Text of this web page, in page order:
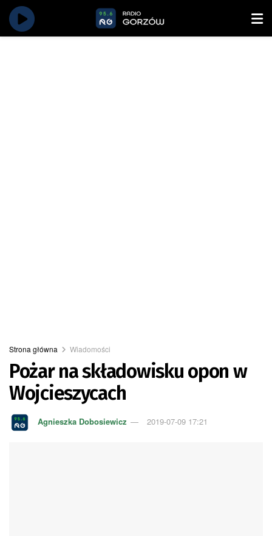
Strona główna Wiadomości
Pożar na składowisku opon w
Wojcieszycach
Agnieszka Dobosiewicz 2019-07-09 17:21